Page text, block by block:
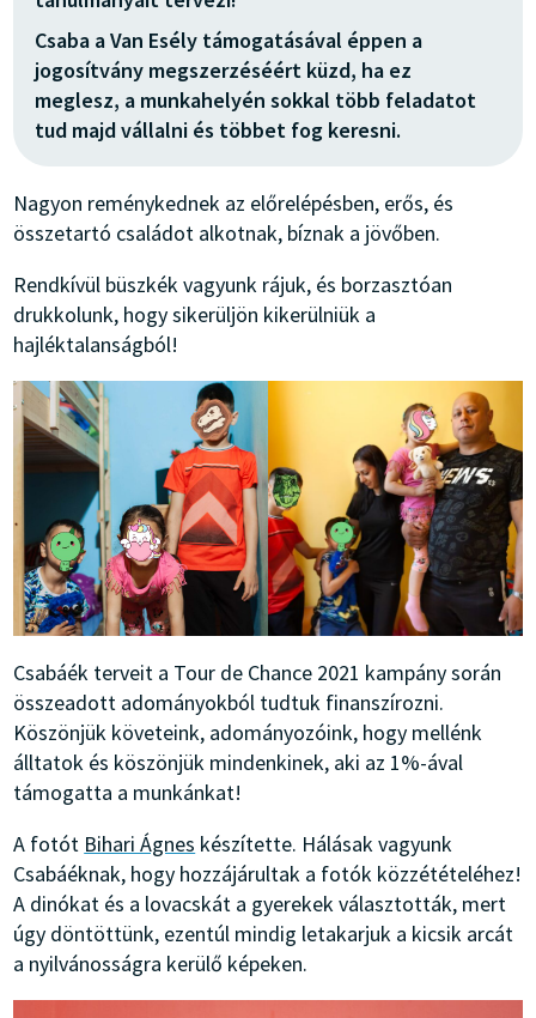
Csaba a Van Esély támogatásával éppen a
jogosítvány megszerzéséért küzd, ha ez
meglesz, a munkahelyén sokkal több feladatot
tud majd vállalni és többet fog keresni.
Nagyon reménykednek az előrelépésben, erős, és
összetartó családot alkotnak, bíznak a jövőben.
Rendkívül büszkék vagyunk rájuk, és borzasztóan
drukkolunk, hogy sikerüljön kikerülniük a
hajléktalanságból!
Csabáék terveit a Tour de Chance 2021 kampány során
összeadott adományokból tudtuk finanszírozni.
Köszönjük követeink, adományozóink, hogy mellénk
álltatok és köszönjük mindenkinek, aki az 1%-ával
támogatta a munkánkat!
A fotót Bihari Ágnes készítette. Hálásak vagyunk
Csabáéknak, hogy hozzájárultak a fotók közzétételéhez!
A dinókat és a lovacskát a gyerekek választották, mert
úgy döntöttünk, ezentúl mindig letakarjuk a kicsik arcát
a nyilvánosságra kerülő képeken.